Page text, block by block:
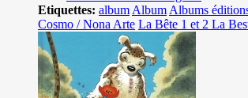
Etiquettes: album Album Albums
Cosmo / Nona Arte La Bête 1 et 2 La